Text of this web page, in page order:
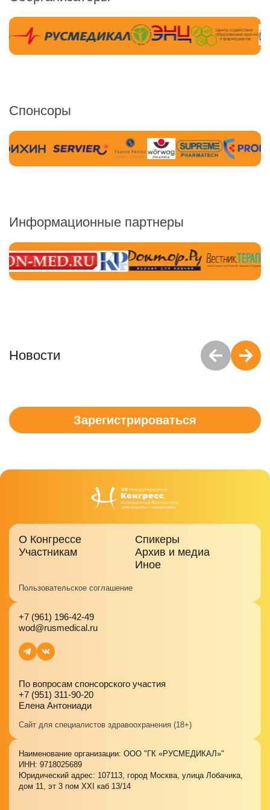
Спонсоры
Информационные партнеры
Новости
Зарегистрироваться
Наименование организации: ООО "ГК «РУСМЕДИКАЛ»"
ИНН: 9718025689
Юридический адрес: 107113, город Москва, улица Лобачика,
дом 11, эт 3 пом XXI каб 13/14
+7 (961) 196-42-49
wod@rusmedical.ru
По вопросам спонсорского участия
+7 (951) 311-90-20
Елена Антониади
Сайт для специалистов здравоохранения (18+)
О Конгрессе
Участникам
Спикеры
Архив и медиа
Иное
Пользовательское соглашение